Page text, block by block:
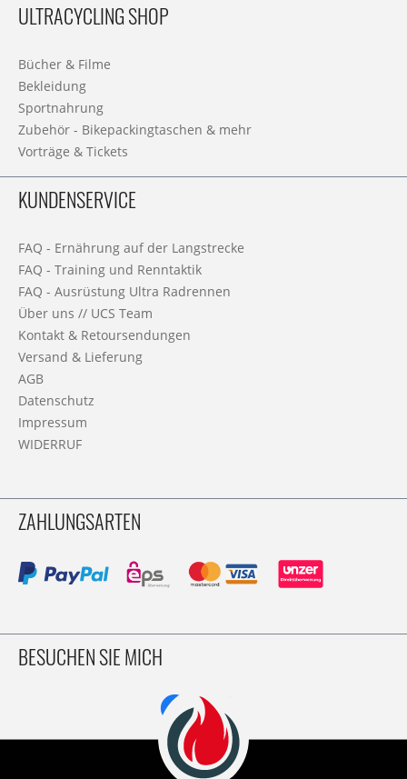
ULTRACYCLING SHOP
Bücher & Filme
Bekleidung
Sportnahrung
Zubehör - Bikepackingtaschen & mehr
Vorträge & Tickets
KUNDENSERVICE
FAQ - Ernährung auf der Langstrecke
FAQ - Training und Renntaktik
FAQ - Ausrüstung Ultra Radrennen
Über uns // UCS Team
Kontakt & Retoursendungen
Versand & Lieferung
AGB
Datenschutz
Impressum
WIDERRUF
ZAHLUNGSARTEN
BESUCHEN SIE MICH